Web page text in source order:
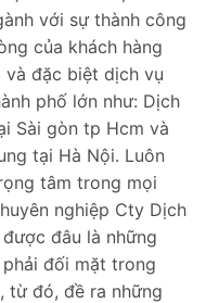
với sự thành công
của khách hàng
đặc biệt dịch vụ
phố lớn như: Dịch
Sài gòn tp Hcm và
tại Hà Nội. Luôn
tâm trong mọi
nghiệp Cty Dịch
đâu là những
đối mặt trong
từ đó, đề ra những